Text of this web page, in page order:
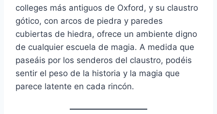
colleges más antiguos de Oxford, y su claustro
gótico, con arcos de piedra y paredes
cubiertas de hiedra, ofrece un ambiente digno
de cualquier escuela de magia. A medida que
paseáis por los senderos del claustro, podéis
sentir el peso de la historia y la magia que
parece latente en cada rincón.